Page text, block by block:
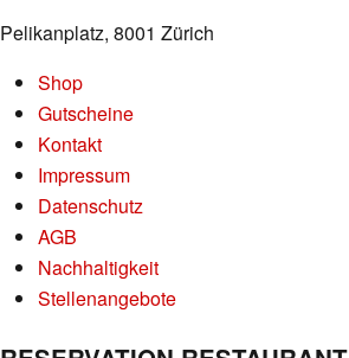
Pelikanplatz, 8001 Zürich
Shop
Gutscheine
Kontakt
Impressum
Datenschutz
AGB
Nachhaltigkeit
Stellenangebote